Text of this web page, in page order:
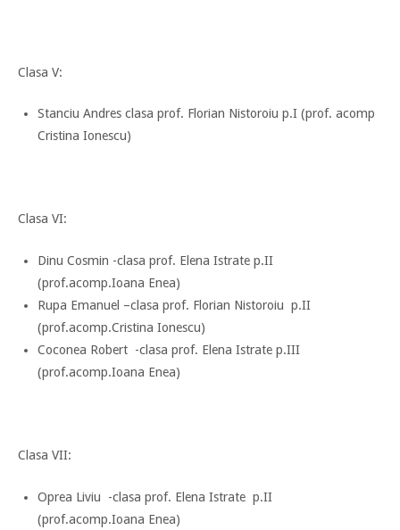
Clasa V:
Stanciu Andres clasa prof. Florian Nistoroiu p.I (prof. acomp
Cristina Ionescu)
Clasa VI:
Dinu Cosmin -clasa prof. Elena Istrate p.II
(prof.acomp.Ioana Enea)
Rupa Emanuel –clasa prof. Florian Nistoroiu p.II
(prof.acomp.Cristina Ionescu)
Coconea Robert -clasa prof. Elena Istrate p.III
(prof.acomp.Ioana Enea)
Clasa VII:
Oprea Liviu -clasa prof. Elena Istrate p.II
(prof.acomp.Ioana Enea)